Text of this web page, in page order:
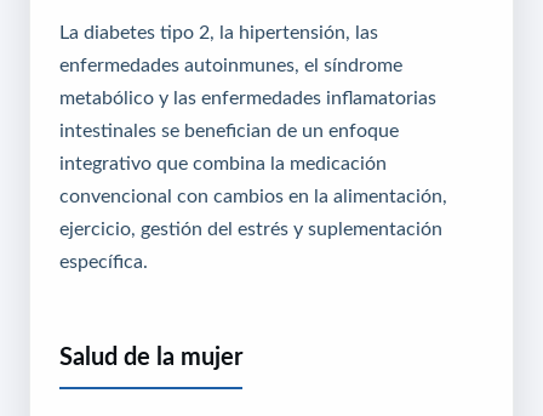
La diabetes tipo 2, la hipertensión, las
enfermedades autoinmunes, el síndrome
metabólico y las enfermedades inflamatorias
intestinales se benefician de un enfoque
integrativo que combina la medicación
convencional con cambios en la alimentación,
ejercicio, gestión del estrés y suplementación
específica.
Salud de la mujer